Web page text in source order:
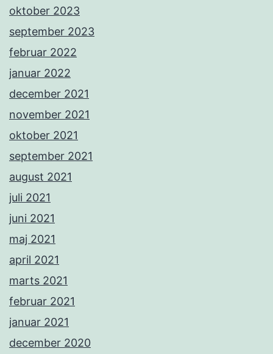
oktober 2023
september 2023
februar 2022
januar 2022
december 2021
november 2021
oktober 2021
september 2021
august 2021
juli 2021
juni 2021
maj 2021
april 2021
marts 2021
februar 2021
januar 2021
december 2020